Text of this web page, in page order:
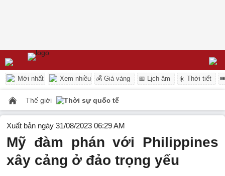
Mới nhất Xem nhiều 💰 Giá vàng 📅 Lịch âm ☀️ Thời tiết
Thế giới Thời sự quốc tế
Xuất bản ngày 31/08/2023 06:29 AM
Mỹ đàm phán với Philippines
xây cảng ở đảo trọng yếu